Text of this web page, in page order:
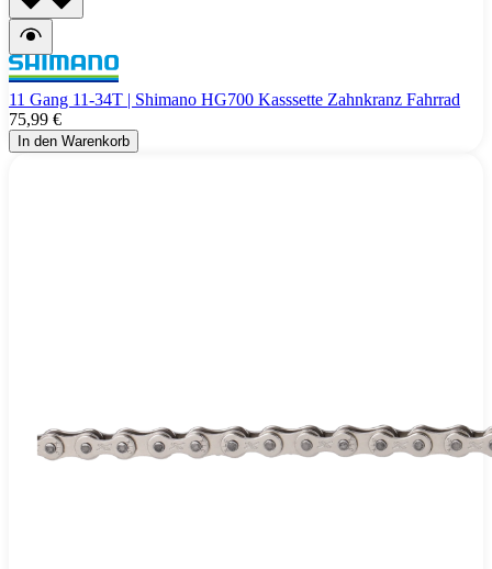
11 Gang 11-34T | Shimano HG700 Kasssette Zahnkranz Fahrrad
75,99 €
In den Warenkorb